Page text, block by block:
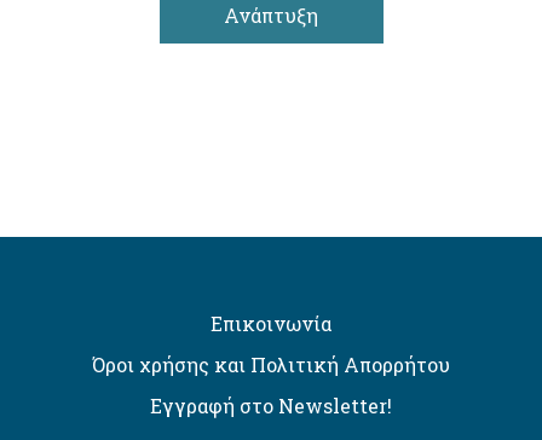
Ανάπτυξη
Επικοινωνία
Όροι χρήσης και Πολιτική Απορρήτου
Εγγραφή στο Newsletter!